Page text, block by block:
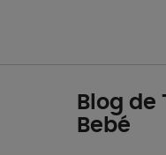
Blog de
Bebé